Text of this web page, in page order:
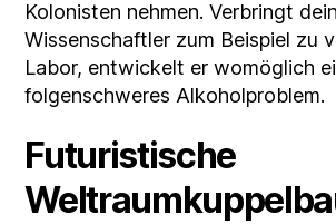
Kolonisten nehmen. Verbringt
Wissenschaftler zum Beispiel zu
Labor, entwickelt er womöglich
folgenschweres Alkoholproblem.
Futuristische